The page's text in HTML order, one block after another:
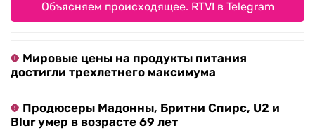
Объясняем происходящее. RTVI в Telegram
Мировые цены на продукты питания
достигли трехлетнего максимума
Продюсеры Мадонны, Бритни Спирс, U2 и
Blur умер в возрасте 69 лет